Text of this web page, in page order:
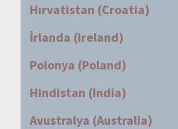
Hırvatistan (Croatia)
İrlanda (Ireland)
Polonya (Poland)
Hindistan (India)
Avustralya (Australia)